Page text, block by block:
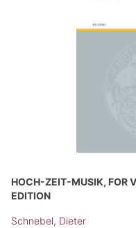
HOCH-ZEIT-MUSIK, FOR
EDITION
Schnebel, Dieter